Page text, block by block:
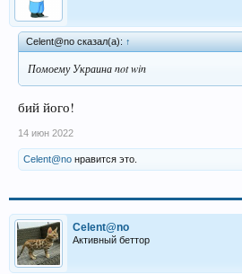
Celent@no сказал(а): ↑
Помоему Украина not win
бий його!
14 июн 2022
Celent@no нравится это.
Celent@no
Активный беттор